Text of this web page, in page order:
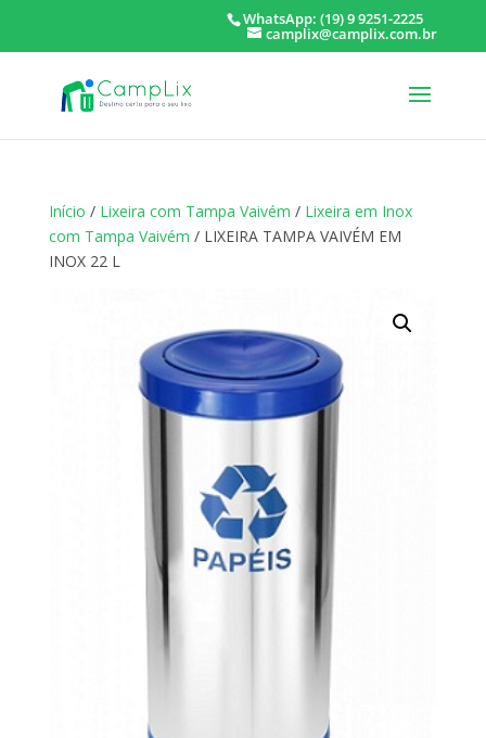
WhatsApp: (19) 9 9251-2225
camplix@camplix.com.br
Início / Lixeira com Tampa Vaivém / Lixeira em Inox
com Tampa Vaivém / LIXEIRA TAMPA VAIVÉM EM
INOX 22 L